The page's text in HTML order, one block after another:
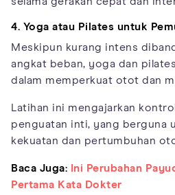
4. Yoga atau Pilates untuk
Meskipun kurang intens
angkat beban, yoga dan
dalam memperkuat otot dan
Latihan ini mengajarkan
penguatan inti, yang berguna
kekuatan dan pertumbuhan
Baca Juga:
Ini Perubahan
Pertama Kata Dokter